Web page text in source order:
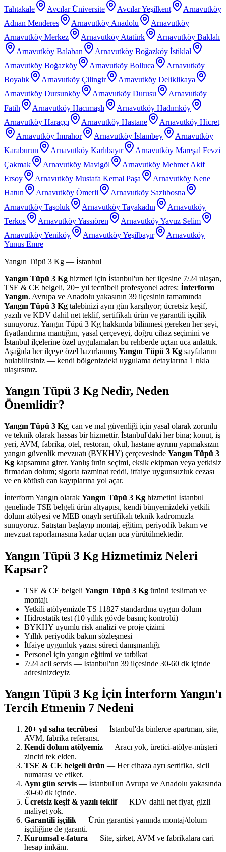
Tahtakale Avcılar Üniversite Avcılar Yeşilkent
Arnavutköy
Adnan Menderes
Arnavutköy Anadolu
Arnavutköy
Arnavutköy Merkez
Arnavutköy Atatürk
Arnavutköy Baklalı
Arnavutköy Balaban
Arnavutköy Boğazköy İstiklal
Arnavutköy Boğazköy
Arnavutköy Bolluca
Arnavutköy
Boyalık
Arnavutköy Çilingir
Arnavutköy Deliklikaya
Arnavutköy Dursunköy
Arnavutköy Durusu
Arnavutköy
Fatih
Arnavutköy Hacımaşlı
Arnavutköy Hadımköy
Arnavutköy Haraççı
Arnavutköy Hastane
Arnavutköy Hicret
Arnavutköy İmrahor
Arnavutköy İslambey
Arnavutköy
Karaburun
Arnavutköy Karlıbayır
Arnavutköy Mareşal Fevzi
Çakmak
Arnavutköy Mavigöl
Arnavutköy Mehmet Akif
Ersoy
Arnavutköy Mustafa Kemal Paşa
Arnavutköy Nene
Hatun
Arnavutköy Ömerli
Arnavutköy Sazlıbosna
Arnavutköy Taşoluk
Arnavutköy Tayakadın
Arnavutköy
Terkos
Arnavutköy Yassıören
Arnavutköy Yavuz Selim
Arnavutköy Yeniköy
Arnavutköy Yeşilbayır
Arnavutköy
Yunus Emre
Yangın Tüpü 3 Kg — İstanbul
Yangın Tüpü 3 Kg hizmeti için İstanbul'un her ilçesine 7/24 ulaşan,
TSE & CE belgeli, 20+ yıl tecrübeli profesyonel adres: İnterform
Yangın. Avrupa ve Anadolu yakasının 39 ilçesinin tamamında
Yangın Tüpü 3 Kg talebinizi aynı gün karşılıyor; ücretsiz keşif,
yazılı ve KDV dahil net teklif, sertifikalı ürün ve garantili işçilik
sunuyoruz. Yangın Tüpü 3 Kg hakkında bilinmesi gereken her şeyi,
fiyatlandırma mantığını, yasal çerçeveyi, doğru cihaz seçimini ve
İstanbul ilçelerine özel uygulamaları bu rehberde uçtan uca anlattık.
Aşağıda her ilçeye özel hazırlanmış Yangın Tüpü 3 Kg sayfalarını
bulabilirsiniz — kendi bölgenizdeki uygulama detaylarına 1 tıkla
ulaşırsınız.
Yangın Tüpü 3 Kg Nedir, Neden
Önemlidir?
Yangın Tüpü 3 Kg, can ve mal güvenliği için yasal olarak zorunlu
ve teknik olarak hassas bir hizmettir. İstanbul'daki her bina; konut, iş
yeri, AVM, fabrika, otel, restoran, okul, hastane ayrımı yapmaksızın
yangın güvenlik mevzuatı (BYKHY) çerçevesinde Yangın Tüpü 3
Kg kapsamına girer. Yanlış ürün seçimi, eksik ekipman veya yetkisiz
firmadan dolum; sigorta tazminat reddi, itfaiye uygunsuzluk cezası
ve en kötüsü can kayıplarına yol açar.
İnterform Yangın olarak Yangın Tüpü 3 Kg hizmetini İstanbul
genelinde TSE belgeli ürün altyapısı, kendi bünyemizdeki yetkili
dolum atölyesi ve MEB onaylı sertifikalı teknik kadromuzla
sunuyoruz. Satıştan başlayıp montaj, eğitim, periyodik bakım ve
mevzuat raporlamasına kadar uçtan uca yürütülmektedir.
Yangın Tüpü 3 Kg Hizmetimiz Neleri
Kapsar?
TSE & CE belgeli Yangın Tüpü 3 Kg ürünü teslimatı ve
montajı
Yetkili atölyemizde TS 11827 standardına uygun dolum
Hidrostatik test (10 yıllık gövde basınç kontrolü)
BYKHY uyumlu risk analizi ve proje çizimi
Yıllık periyodik bakım sözleşmesi
İtfaiye uygunluk yazısı süreci danışmanlığı
Personel için yangın eğitimi ve tatbikat
7/24 acil servis — İstanbul'un 39 ilçesinde 30-60 dk içinde
adresinizdeyiz
Yangın Tüpü 3 Kg İçin İnterform Yangın'ı
Tercih Etmenin 7 Nedeni
20+ yıl saha tecrübesi — İstanbul'da binlerce apartman, site,
AVM, fabrika referansı.
Kendi dolum atölyemiz — Aracı yok, üretici-atölye-müşteri
zinciri tek elden.
TSE & CE belgeli ürün — Her cihaza ayrı sertifika, sicil
numarası ve etiket.
Aynı gün servis — İstanbul'un Avrupa ve Anadolu yakasında
30-60 dk içinde.
Ücretsiz keşif & yazılı teklif— KDV dahil net fiyat, gizli
maliyet yok.
Garantili işçilik — Ürün garantisi yanında montaj/dolum
işçiliğine de garanti.
Kurumsal e-fatura — Site, şirket, AVM ve fabrikalara cari
hesap imkânı.